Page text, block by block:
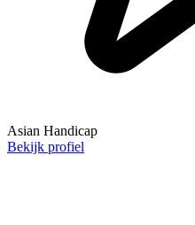
Asian Handicap
Bekijk profiel